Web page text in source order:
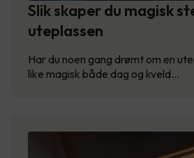
Slik skaper du magisk
uteplassen
Har du noen gang drømt om en
like magisk både dag og kveld…